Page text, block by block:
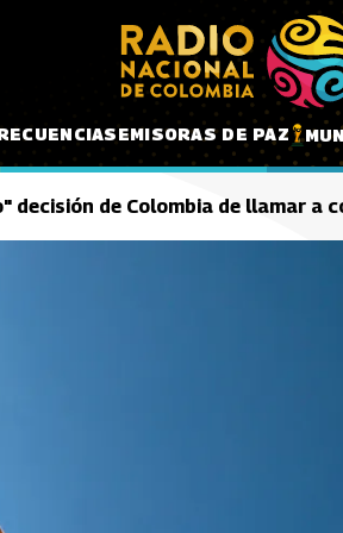
EMISORAS DE PAZ
decisión de Colombia de llamar a